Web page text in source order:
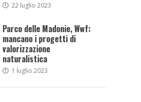
22 luglio 2023
Parco delle Madonie, Wwf:
mancano i progetti di
valorizzazione
naturalistica
1 luglio 2023